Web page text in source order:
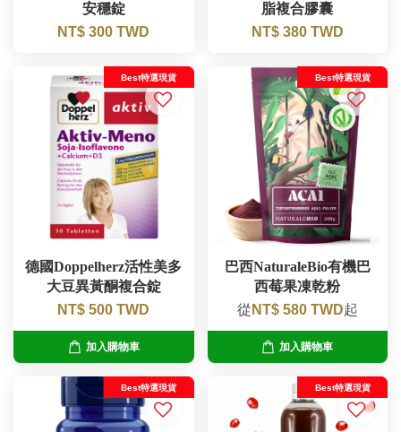
安穩錠
NT$ 300 TWD
脂複合膠囊
NT$ 380 TWD
Best特選現貨
德國Doppelherz活性美多
大豆異黃酮複合錠
NT$ 500 TWD
加入購物車
Best特選現貨
巴西NaturaleBio有機巴
西莓果凍乾粉
從 NT$ 580 TWD起
加入購物車
Best特選現貨 Best特選現貨